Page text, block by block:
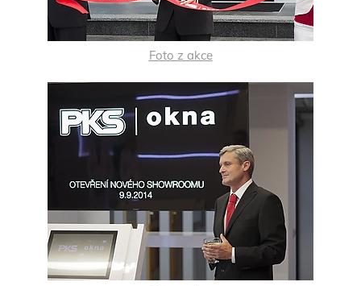
Foto z akce